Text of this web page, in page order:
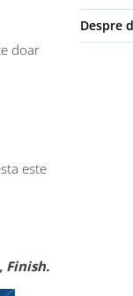
doar
este
Finish.
Despre